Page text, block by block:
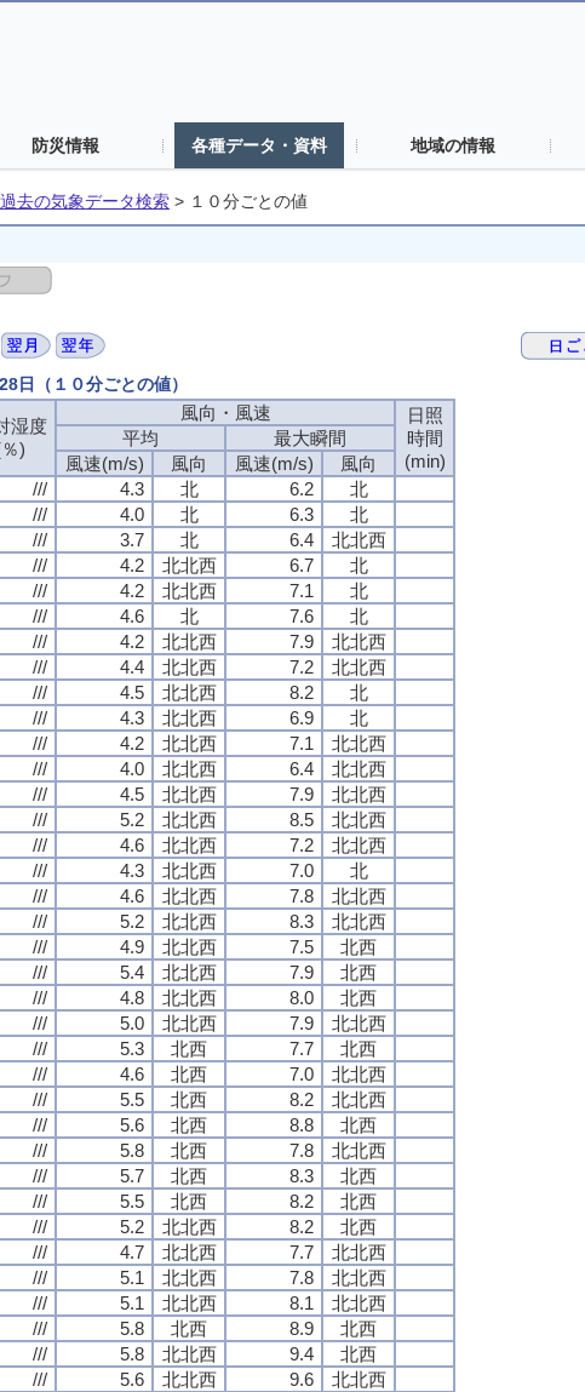
防災情報 各種データ・資料 地域の情報
過去の気象データ検索 > １０分ごとの値
（１０分ごとの値）
湿度
)
風向・風速
日照
時間
(min)
平均
最大瞬間
風速(m/s)
風向 風速(m/s)
風向
/// 4.3 北 6.2
北
/// 4.0 北 6.3
北
/// 3.7 北 6.4
北北西
/// 4.2 北北西 6.7
北
/// 4.2 北北西 7.1
北
/// 4.6 北 7.6
北
/// 4.2 北北西 7.9
北北西
/// 4.4 北北西 7.2
北北西
/// 4.5 北北西 8.2
北
/// 4.3 北北西 6.9
北
/// 4.2 北北西 7.1
北北西
/// 4.0 北北西 6.4
北北西
/// 4.5 北北西 7.9
北北西
/// 5.2 北北西 8.5
北北西
/// 4.6 北北西 7.2
北北西
/// 4.3 北北西 7.0
北
/// 4.6 北北西 7.8
北北西
/// 5.2 北北西 8.3
北北西
/// 4.9 北北西 7.5
北西
/// 5.4 北北西 7.9
北西
/// 4.8 北北西 8.0
北西
/// 5.0 北北西 7.9
北北西
/// 5.3 北西 7.7
北西
/// 4.6 北西 7.0
北北西
/// 5.5 北西 8.2
北北西
/// 5.6 北西 8.8
北西
/// 5.8 北西 7.8
北北西
/// 5.7 北西 8.3
北西
/// 5.5 北西 8.2
北西
/// 5.2 北北西 8.2
北西
/// 4.7 北北西 7.7
北北西
/// 5.1 北北西 7.8
北北西
/// 5.1 北北西 8.1
北北西
/// 5.8 北西 8.9
北西
/// 5.8 北北西 9.4
北西
/// 5.6 北北西 9.6
北北西